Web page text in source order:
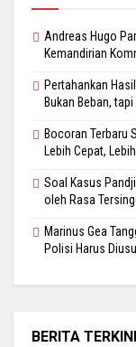
Andreas Hugo
Kemandirian
Pertahankan
Bukan Beban,
Bocoran Terbaru
Lebih Cepat,
Soal Kasus
oleh Rasa
Marinus Gea
Polisi Harus
BERITA TERKINI